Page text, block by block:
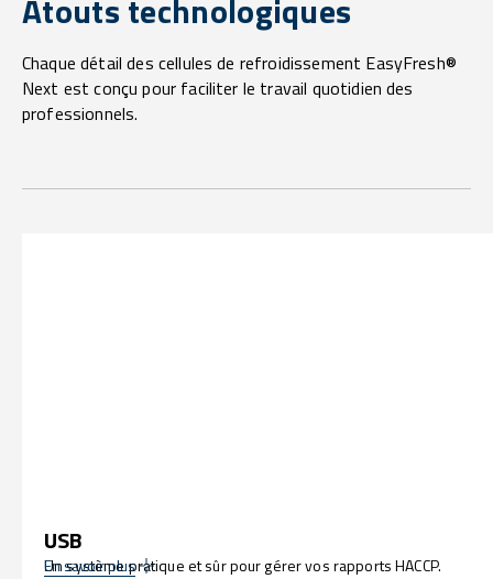
Atouts technologiques
Chaque détail des cellules de refroidissement EasyFresh®
Next est conçu pour faciliter le travail quotidien des
professionnels.
USB
Un système pratique et sûr pour gérer vos rapports HACCP.
En savoir plus